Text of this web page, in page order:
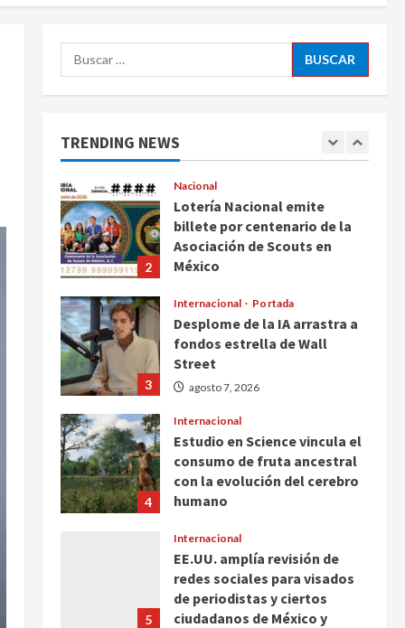
Buscar:
TRENDING NEWS
de periodistas y ciertos
agosto 7, 2026
1
2
Nacional
Lotería Nacional emite
billete por centenario de la
Asociación de Scouts en
México
3
Internacional Portada
Desplome de la IA arrastra a
fondos estrella de Wall
Street
agosto 7, 2026
4
Internacional
Estudio en Science vincula el
consumo de fruta ancestral
con la evolución del cerebro
humano
5
Internacional
EE.UU. amplía revisión de
redes sociales para visados
de periodistas y ciertos
ciudadanos de México y